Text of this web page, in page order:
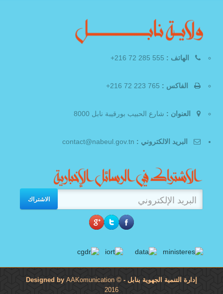
الهاتف :
الفاكس :
العنوان : شارع الحبيب بورقيبة نابل 8000
البريد الالكتروني :
الاشتراك
إدارة التنمية الجهوية بنابل - Designed by
AAKomunication ©
2016